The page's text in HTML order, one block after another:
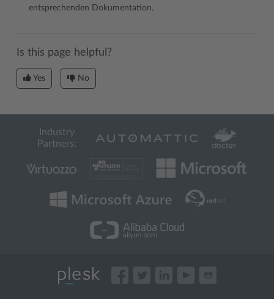
entsprechenden Dokumentation.
Is this page helpful?
Yes No
Industry
Partners: